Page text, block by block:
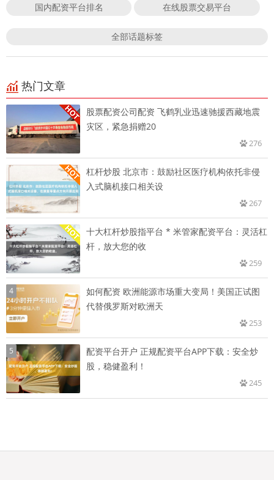
国内配资平台排名 在线股票交易平台
全部话题标签
热门文章
股票配资公司配资 飞鹤乳业迅速驰援西藏地震
灾区，紧急捐赠20
276
杠杆炒股 北京市：鼓励社区医疗机构依托非侵
入式脑机接口相关设
267
十大杠杆炒股指平台 * 米管家配资平台：灵活杠
杆，放大您的收
259
4
如何配资 欧洲能源市场重大变局！美国正试图
代替俄罗斯对欧洲天
253
5
配资平台开户 正规配资平台APP下载：安全炒
股，稳健盈利！
245